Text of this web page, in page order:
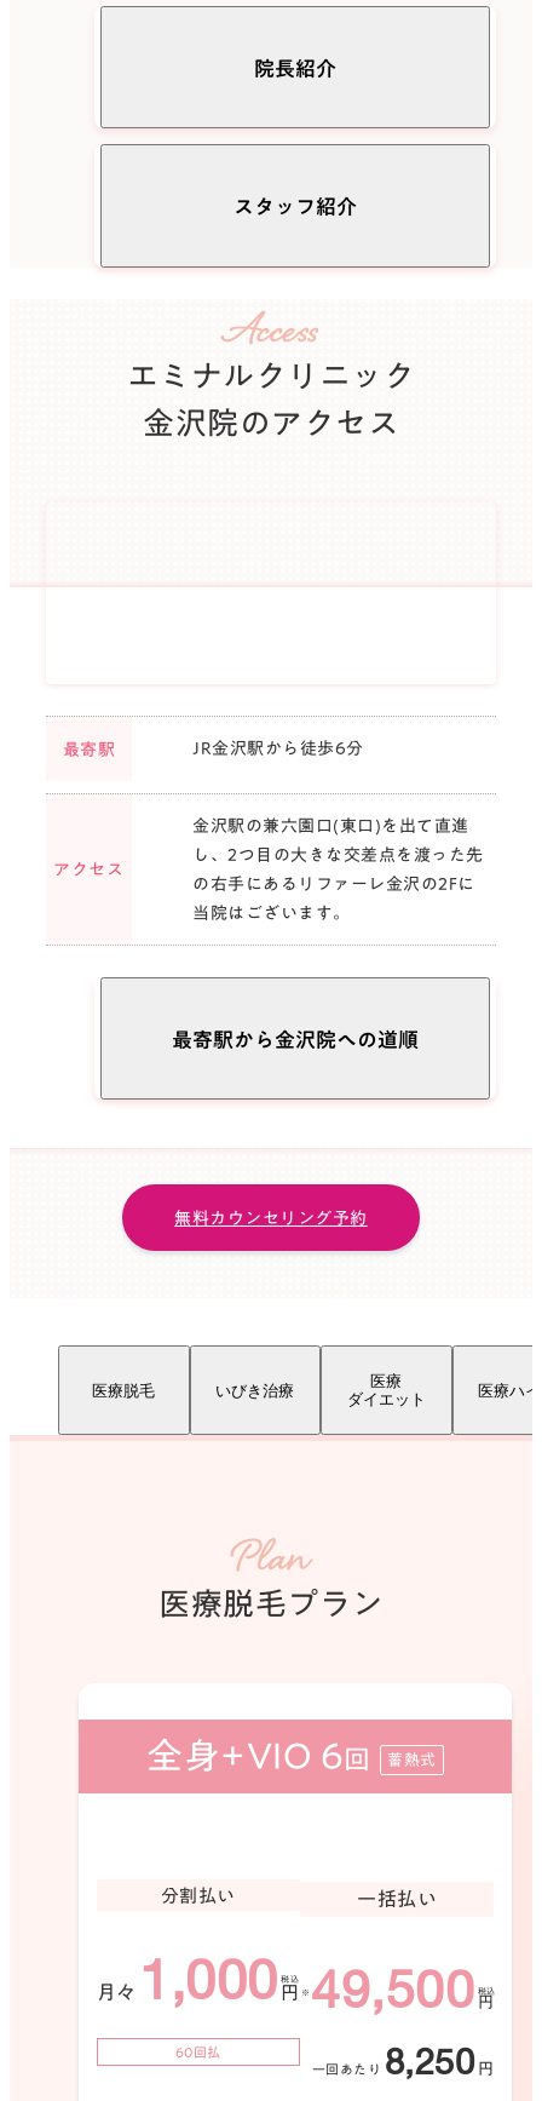
院長紹介
了
2017年 福井県済生会病院皮膚科
2020年 エミナルクリニック金沢院 院長就
スタッフ紹介
M.K
様をお出迎え致します!
Access
エミナルクリニック
金沢院のアクセス
最寄駅 JR金沢駅から徒歩6分
アクセス
金沢駅の兼六園口(東口)を出て直進
し、2つ目の大きな交差点を渡った先
の右手にあるリファーレ金沢の2Fに
当院はございます。
最寄駅から金沢院への道順
01
02
無料カウンセリング予約
医療脱毛 いびき治療
医療
ダイエット
医療ハ
Plan
医療脱毛プラン
全身+VIO 6 回 蓄熱式
分割払い
月々 1,000 円
60回払
一括払い
49,500 円
一回あたり 8,250 円